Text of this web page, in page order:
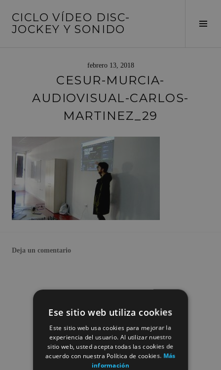
contenido
CICLO VÍDEO DISC-
JOCKEY Y SONIDO
febrero 13, 2018
CESUR-MURCIA-
AUDIOVISUAL-CARLOS-
MARTINEZ_29
Deja un comentario
Ese sitio web utiliza cookies
Este sitio web usa cookies para mejorar la
experiencia del usuario. Al utilizar nuestro
sitio web, usted acepta todas las cookies de
acuerdo con nuestra Política de cookies. Más
información